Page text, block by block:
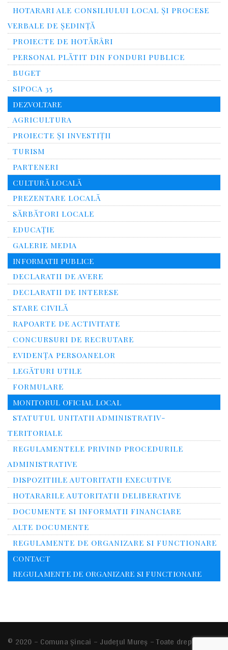
HOTARARI ALE CONSILIULUI LOCAL ȘI PROCESE
VERBALE DE ȘEDINȚĂ
PROIECTE DE HOTĂRÂRI
PERSONAL PLĂTIT DIN FONDURI PUBLICE
BUGET
SIPOCA 35
DEZVOLTARE
AGRICULTURA
PROIECTE ȘI INVESTIȚII
TURISM
PARTENERI
CULTURĂ LOCALĂ
PREZENTARE LOCALĂ
SĂRBĂTORI LOCALE
EDUCAȚIE
GALERIE MEDIA
INFORMATII PUBLICE
DECLARATII DE AVERE
DECLARATII DE INTERESE
STARE CIVILĂ
RAPOARTE DE ACTIVITATE
CONCURSURI DE RECRUTARE
EVIDENȚA PERSOANELOR
LEGĂTURI UTILE
FORMULARE
MONITORUL OFICIAL LOCAL
STATUTUL UNITATII ADMINISTRATIV-
TERITORIALE
REGULAMENTELE PRIVIND PROCEDURILE
ADMINISTRATIVE
DISPOZITIILE AUTORITATII EXECUTIVE
HOTARARILE AUTORITATII DELIBERATIVE
DOCUMENTE SI INFORMATII FINANCIARE
ALTE DOCUMENTE
REGULAMENTE DE ORGANIZARE SI FUNCTIONARE
CONTACT
REGULAMENTE DE ORGANIZARE SI FUNCTIONARE
© 2020 – Comuna Şincai – Județul Mureș – Toate drepturile